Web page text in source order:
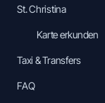
St. Christina
Karte erkunden
Taxi & Transfers
FAQ